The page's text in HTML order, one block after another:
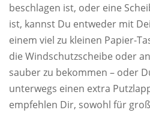
beschlagen ist, oder eine
ist, kannst Du entweder mit
einem viel zu kleinen Papier-
die Windschutzscheibe oder
sauber zu bekommen – oder
unterwegs einen extra
empfehlen Dir, sowohl für